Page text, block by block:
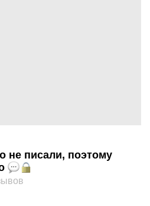
не писали, поэтому